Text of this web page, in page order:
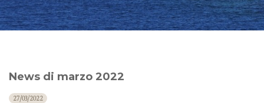
News di marzo 2022
27/03/2022